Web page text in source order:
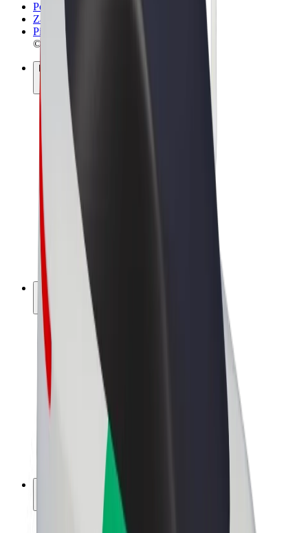
Pogoji poslovanja
Zasebnost
Piškotki
© 2026 Bolt Technology OÜ
Izdelki
Vožnje
Skiroji
Bolt Market
Bolt Hrana
Bolt Drive
Bolt za podjetja
E-kolesa
Bolt Plus
Zasluži z Bolt
Vozniki
Zaslužki za voznike
Dostavljavci
Zaslužki za dostavljavce
Ponudniki Bolt Food
Vozni parki
Zaposlitve